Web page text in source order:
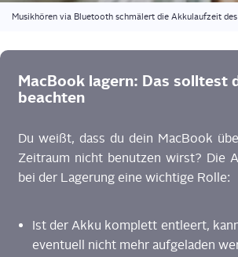
Musik­hö­ren via Blue­tooth schmä­lert die Akku­lauf­zeit
Mac­Book lagern: Das soll­test
beachten
Du weißt, dass du dein Mac­Book
Zeit­raum nicht benut­zen wirst? Die
bei der Lage­rung eine wich­ti­ge Rol­le:
Ist der Akku kom­plett ent­leert,
even­tu­ell nicht mehr auf­ge­la­den